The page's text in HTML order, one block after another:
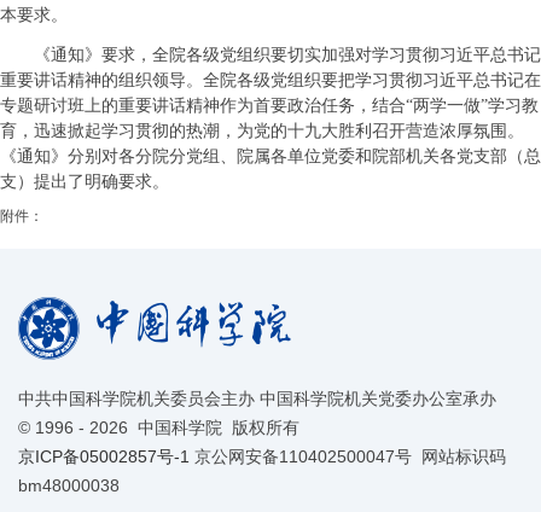
本要求。
《通知》要求，全院各级党组织要切实加强对学习贯彻习近平总书记
重要讲话精神的组织领导。全院各级党组织要把学习贯彻习近平总书记在
专题研讨班上的重要讲话精神作为首要政治任务，结合“两学一做”学习教
育，迅速掀起学习贯彻的热潮，为党的十九大胜利召开营造浓厚氛围。
《通知》分别对各分院分党组、院属各单位党委和院部机关各党支部（总
支）提出了明确要求。
附件：
中共中国科学院机关委员会主办 中国科学院机关党委办公室承办
© 1996 - 2026 中国科学院 版权所有
京ICP备05002857号-1 京公网安备110402500047号 网站标识码
bm48000038